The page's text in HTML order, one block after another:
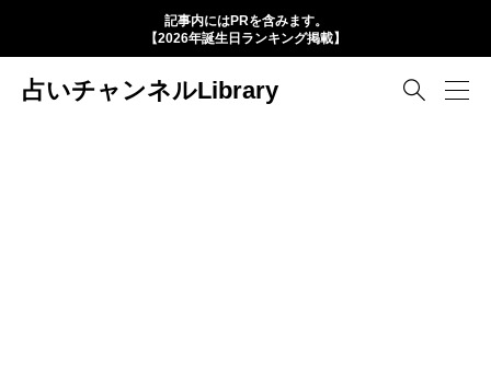
記事内にはPRを含みます。
【2026年誕生日ランキング掲載】
占いチャンネルLibrary 